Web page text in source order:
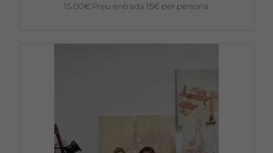
15,00€ Preu entrada 15€ per persona